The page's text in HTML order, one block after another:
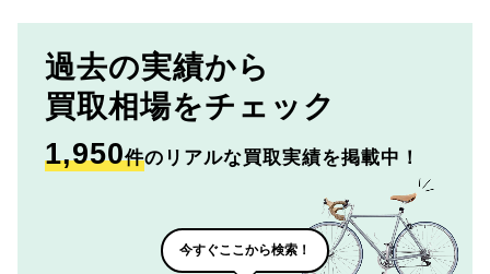
過去の実績から
買取相場をチェック
1,950件のリアルな買取実績を掲載中！
今すぐここから検索！